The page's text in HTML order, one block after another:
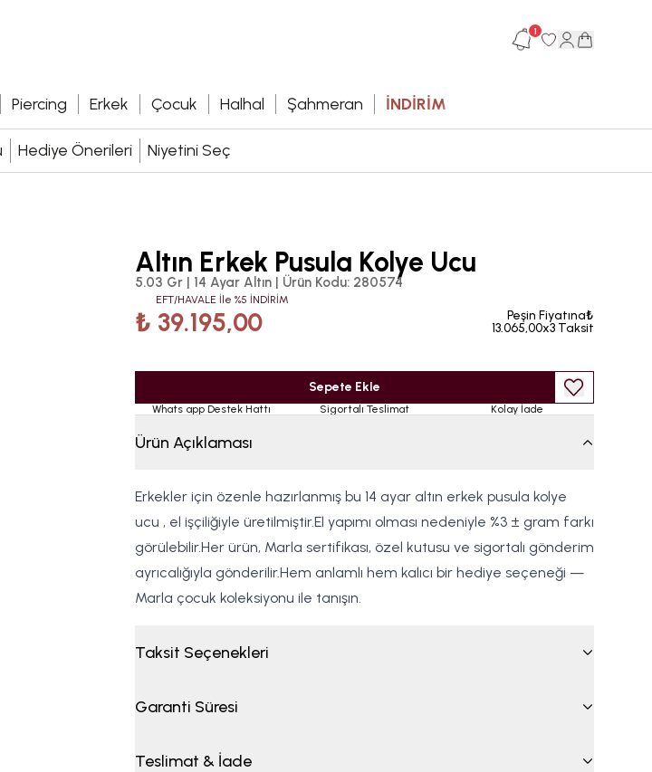
1
Piercing Erkek Çocuk Halhal Şahmeran İNDİRİM
Hediye Önerileri Niyetini Seç
Altın Erkek Pusula Kolye Ucu
5.03 Gr | 14 Ayar Altın | Ürün Kodu: 280574
EFT/HAVALE İle %5 İNDİRİM
₺ 39.195,00
Peşin Fiyatına₺
13.065,00x3 Taksit
Sepete Ekle
Whats app Destek Hattı Sigortalı Teslimat Kolay İade
Ürün Açıklaması
Erkekler için özenle hazırlanmış bu 14 ayar altın erkek pusula kolye
ucu , el işçiliğiyle üretilmiştir.El yapımı olması nedeniyle %3 ± gram farkı
görülebilir.Her ürün, Marla sertifikası, özel kutusu ve sigortalı gönderim
ayrıcalığıyla gönderilir.Hem anlamlı hem kalıcı bir hediye seçeneği —
Marla çocuk koleksiyonu ile tanışın.
Taksit Seçenekleri
Garanti Süresi
Teslimat & İade